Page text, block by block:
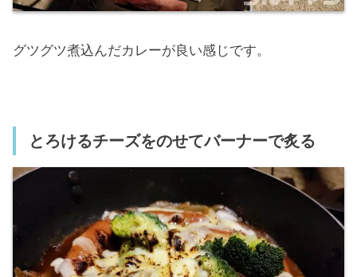
グツグツ煮込んだカレーが良い感じです。
とろけるチーズをのせてバーナーで炙る